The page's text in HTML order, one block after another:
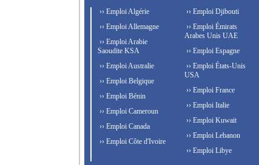
›› Emploi Algérie
›› Emploi Allemagne
›› Emploi Arabie
Saoudite KSA
›› Emploi Australie
›› Emploi Belgique
›› Emploi Bénin
›› Emploi Cameroun
›› Emploi Canada
›› Emploi Côte d'Ivoire
›› Emploi Djibouti
›› Emploi Émirats
Arabes Unis UAE
›› Emploi Espagne
›› Emploi États-Unis
USA
›› Emploi France
›› Emploi Italie
›› Emploi Kuwait
›› Emploi Lebanon
›› Emploi Libye